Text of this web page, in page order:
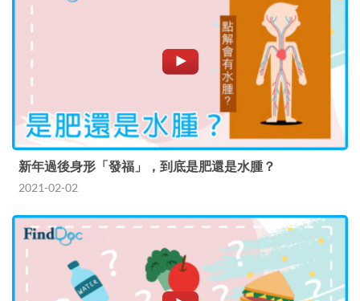
新年過後身形「發福」，到底是肥還是水腫？
2021-02-02